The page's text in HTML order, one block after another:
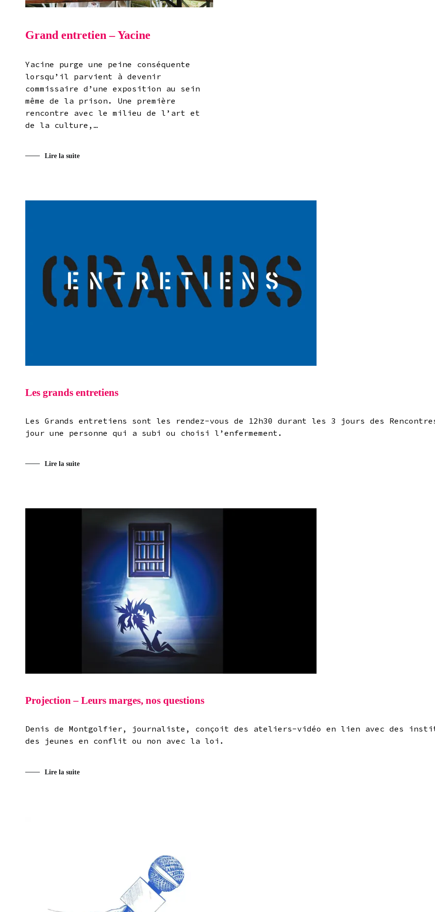
Grand entretien – Yacine
Yacine purge une peine conséquente
lorsqu’il parvient à devenir
commissaire d’une exposition au sein
même de la prison. Une première
rencontre avec le milieu de l’art et
de la culture,…
Lire la suite
Les grands entretiens
Les Grands entretiens sont les rendez-vous de 12h30 durant les 3 jours des
jour une personne qui a subi ou choisi l’enfermement.
Lire la suite
Projection – Leurs marges, nos questions
Denis de Montgolfier, journaliste, conçoit des ateliers-vidéo en lien avec des
des jeunes en conflit ou non avec la loi.
Lire la suite